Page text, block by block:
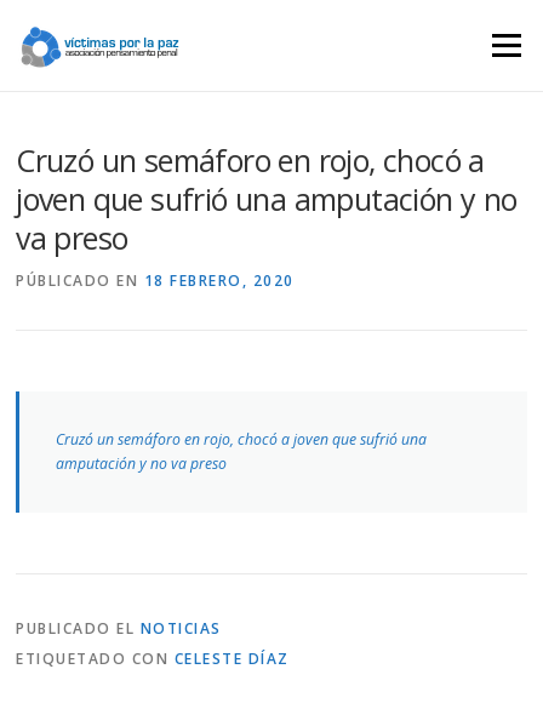
contenido
Menú
Cruzó un semáforo en rojo, chocó a
joven que sufrió una amputación y no
va preso
PÚBLICADO EN 18 FEBRERO, 2020
Cruzó un semáforo en rojo, chocó a joven que sufrió una
amputación y no va preso
PUBLICADO EL NOTICIAS
ETIQUETADO CON CELESTE DÍAZ